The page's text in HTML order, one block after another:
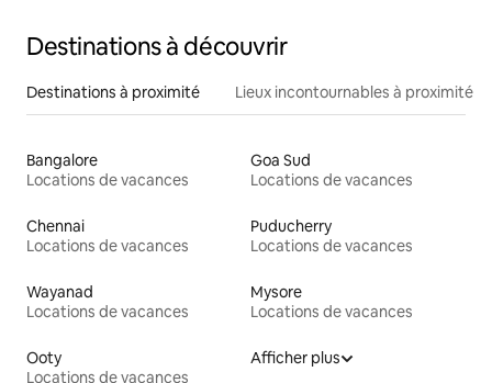
Destinations à découvrir
Destinations à proximité Lieux incontournables à proximité
Bangalore
Locations de vacances
Goa Sud
Locations de vacances
Chennai
Locations de vacances
Puducherry
Locations de vacances
Wayanad
Locations de vacances
Mysore
Locations de vacances
Ooty
Locations de vacances
Afficher plus